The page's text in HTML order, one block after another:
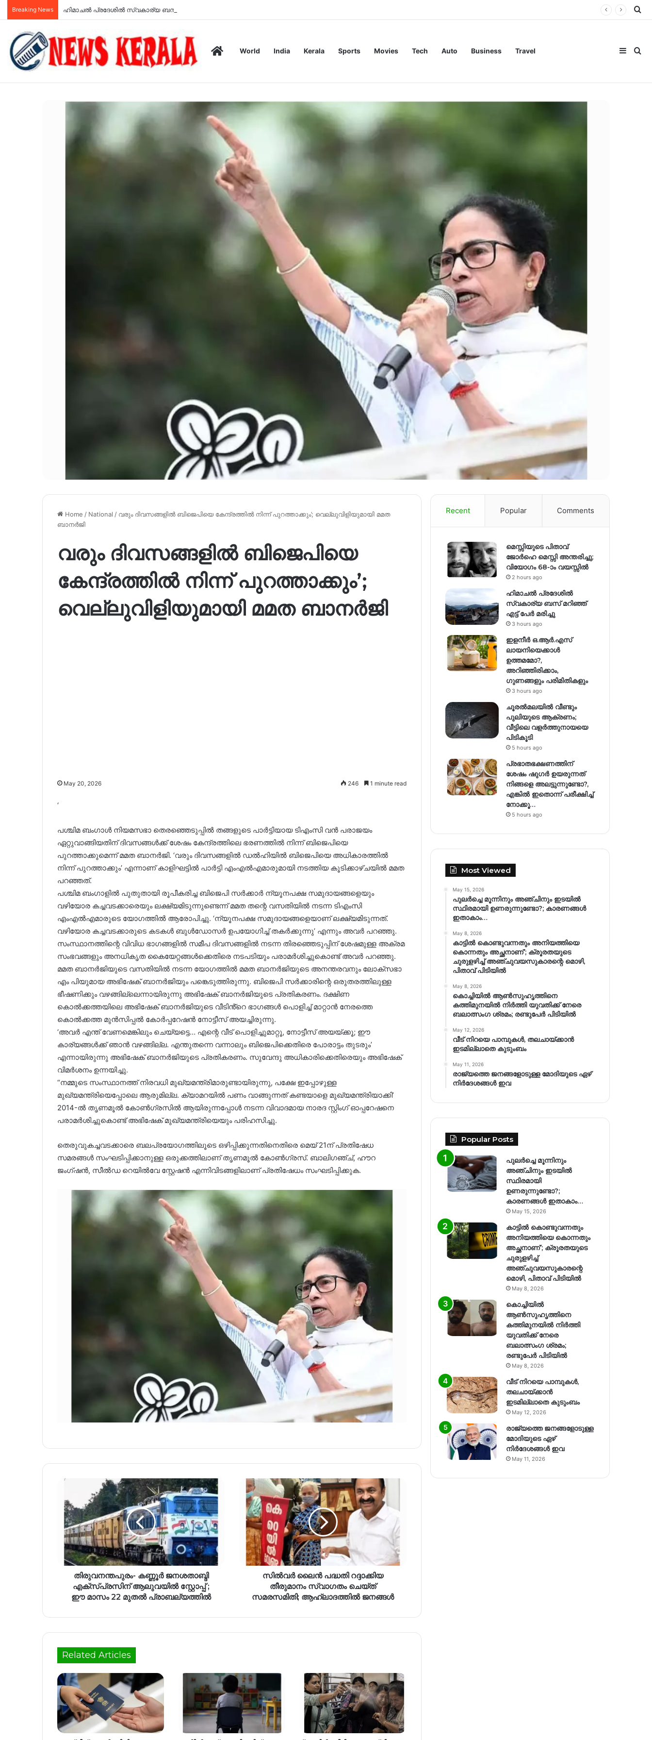
Breaking News ഹിമാചല്‍ പ്രദേശില്‍ സ്വകാര്യ ബസ് മറിഞ്ഞ് എട്ട് പേര്‍ മരിച്ചു
HomeWorld India Kerala Sports Movies Tech Auto Business Travel
Home / National / വരും ദിവസങ്ങളിൽ ബിജെപിയെ കേന്ദ്രത്തിൽ നിന്ന് പുറത്താക്കും’; വെല്ലുവിളിയുമായി മമത
ബാനർജി
വരും ദിവസങ്ങളിൽ ബിജെപിയെ
കേന്ദ്രത്തിൽ നിന്ന് പുറത്താക്കും’;
വെല്ലുവിളിയുമായി മമത ബാനർജി
May 20, 2026 246 1 minute read
‘
പശ്ചിമ ബംഗാൾ നിയമസഭാ തെരഞ്ഞെടുപ്പിൽ തങ്ങളുടെ പാർട്ടിയായ ടിഎംസി വൻ പരാജയം
ഏറ്റുവാങ്ങിയതിന് ദിവസങ്ങൾക്ക് ശേഷം കേന്ദ്രത്തിലെ ഭരണത്തിൽ നിന്ന് ബിജെപിയെ
പുറത്താക്കുമെന്ന് മമത ബാനർജി. ‘വരും ദിവസങ്ങളിൽ ഡൽഹിയിൽ ബിജെപിയെ അധികാരത്തിൽ
നിന്ന് പുറത്താക്കും’ എന്നാണ് കാളിഘട്ടിൽ പാർട്ടി എംഎൽഎമാരുമായി നടത്തിയ കൂടിക്കാഴ്ചയിൽ മമത
പറഞ്ഞത്.
പശ്ചിമ ബംഗാളിൽ പുതുതായി രൂപീകരിച്ച ബിജെപി സർക്കാർ ന്യൂനപക്ഷ സമുദായങ്ങളെയും
വഴിയോര കച്ചവടക്കാരെയും ലക്ഷ്യമിടുന്നുണ്ടെന്ന് മമത തന്റെ വസതിയിൽ നടന്ന ടിഎംസി
എംഎൽഎമാരുടെ യോഗത്തിൽ ആരോപിച്ചു. ‘ന്യൂനപക്ഷ സമുദായങ്ങളെയാണ് ലക്ഷ്യമിടുന്നത്.
വഴിയോര കച്ചവടക്കാരുടെ കടകൾ ബുൾഡോസർ ഉപയോഗിച്ച് തകർക്കുന്നു’ എന്നും അവർ പറഞ്ഞു.
സംസ്ഥാനത്തിന്റെ വിവിധ ഭാഗങ്ങളിൽ സമീപ ദിവസങ്ങളിൽ നടന്ന തിരഞ്ഞെടുപ്പിന് ശേഷമുള്ള അക്രമ
സംഭവങ്ങളും അനധികൃത കൈയേറ്റങ്ങൾക്കെതിരെ നടപടിയും പരാമർശിച്ചുകൊണ്ട് അവർ പറഞ്ഞു.
മമത ബാനർജിയുടെ വസതിയിൽ നടന്ന യോ​ഗത്തിൽ മമത ബാനർജിയുടെ അനന്തരവനും ലോക്സഭാ
എം പിയുമായ അഭിഷേക് ബാനർജിയും പങ്കെടുത്തിരുന്നു. ബിജെപി സർക്കാരിന്റെ ഒരുതരത്തിലുള്ള
ഭീഷണിക്കും വഴങ്ങില്ലെന്നായിരുന്നു അഭിഷേക് ബാനർജിയുടെ പ്രതികരണം. ദക്ഷിണ
കൊൽക്കത്തയിലെ അഭിഷേക് ബാനർജിയുടെ വീടിൻ്റെ ഭാ​ഗങ്ങൾ പൊളിച്ച് മാറ്റാൻ നേരത്തെ
കൊൽക്കത്ത മുൻസിപ്പൽ കോർപ്പറേഷൻ നോട്ടീസ് അയച്ചിരുന്നു.
‘അവർ എന്ത് വേണമെങ്കിലും ചെയ്യട്ടെ… എന്റെ വീട് പൊളിച്ചുമാറ്റൂ, നോട്ടീസ് അയയ്ക്കൂ; ഈ
കാര്യങ്ങൾക്ക് ഞാൻ വഴങ്ങില്ല. എന്തുതന്നെ വന്നാലും ബിജെപിക്കെതിരെ പോരാട്ടം തുടരും’
എന്നായിരുന്നു അഭിഷേക് ബാനർജിയുടെ പ്രതികരണം. സുവേന്ദു അധികാരിക്കെതിരെയും അഭിഷേക്
വിമർശനം ഉന്നയിച്ചു.
“നമ്മുടെ സംസ്ഥാനത്ത് നിരവധി മുഖ്യമന്ത്രിമാരുണ്ടായിരുന്നു, പക്ഷേ ഇപ്പോഴുള്ള
മുഖ്യമന്ത്രിയെപ്പോലെ ആരുമില്ല. ക്യാമറയിൽ പണം വാങ്ങുന്നത് കണ്ടയാളെ മുഖ്യമന്ത്രിയാക്കി’
2014-ൽ തൃണമൂൽ കോൺഗ്രസിൽ ആയിരുന്നപ്പോൾ നടന്ന വിവാദമായ നാരദ സ്റ്റിംഗ് ഓപ്പറേഷനെ
പരാമർശിച്ചുകൊണ്ട് അഭിഷേക് മുഖ്യമന്ത്രിയെയും പരിഹസിച്ചു.
തെരുവുകച്ചവടക്കാരെ ബലപ്രയോ​ഗത്തിലൂടെ ഒഴിപ്പിക്കുന്നതിനെതിരെ മെയ് 21ന് പ്രതിഷേധ
സമരങ്ങൾ സംഘടിപ്പിക്കാനുള്ള ഒരുക്കത്തിലാണ് തൃണമൂൽ കോൺ​ഗ്രസ്. ബാലിഗഞ്ച്, ഹൗറ
ജംഗ്ഷൻ, സീൽഡ റെയിൽവേ സ്റ്റേഷൻ എന്നിവിടങ്ങളിലാണ് പ്രതിഷേധം സംഘടിപ്പിക്കുക.
തിരുവനന്തപുരം- കണ്ണൂർ ജനശതാബ്ദി
എക്‌സ്പ്രസിന് ആലുവയിൽ സ്റ്റോപ്പ് ;
ഈ മാസം 22 മുതൽ പ്രാബല്യത്തിൽ
സിൽവർ ലൈൻ പദ്ധതി റദ്ദാക്കിയ
തീരുമാനം സ്വാഗതം ചെയ്ത്
സമരസമിതി; ആഹ്ലാദത്തിൽ ജനങ്ങൾ
Related Articles
Recent Popular Comments
മെസ്സിയുടെ പിതാവ്
ജോർഹെ മെസ്സി അന്തരിച്ചു;
വിയോഗം 68-ാം വയസ്സിൽ
2 hours ago
ഹിമാചല്‍ പ്രദേശില്‍
സ്വകാര്യ ബസ് മറിഞ്ഞ്
എട്ട് പേര്‍ മരിച്ചു
3 hours ago
ഇളനീർ ഒ.ആർ.എസ്
ലായനിയെക്കാൾ
ഉത്തമമോ?,
അറിഞ്ഞിരിക്കാം,
ഗുണങ്ങളും പരിമിതികളും
3 hours ago
ചൂരൽമലയിൽ വീണ്ടും
പുലിയുടെ ആക്രണം;
വീട്ടിലെ വളർത്തുനായയെ
പിടികൂടി
5 hours ago
പ്രഭാതഭക്ഷണത്തിന്
ശേഷം ഷുഗർ ഉയരുന്നത്
നിങ്ങളെ അലട്ടുന്നുണ്ടോ?,
എങ്കിൽ ഇതൊന്ന് പരീക്ഷിച്ച്
നോക്കൂ…
5 hours ago
Most Viewed
May 15, 2026
പുലർച്ചെ മൂന്നിനും അഞ്ചിനും ഇടയിൽ
സ്ഥിരമായി ഉണരുന്നുണ്ടോ?; കാരണങ്ങള്‍
ഇതാകാം…
May 8, 2026
കാട്ടിൽ കൊണ്ടുവന്നതും അനിയത്തിയെ
കൊന്നതും അച്ഛനാണ്’; ക്രൂരതയുടെ
ചുരുളഴിച്ച് അഞ്ചുവയസുകാരന്റെ മൊഴി,
പിതാവ് പിടിയിൽ
May 8, 2026
കൊച്ചിയിൽ ആൺസുഹൃത്തിനെ
കത്തിമുനയിൽ നിർത്തി യുവതിക്ക് നേരെ
ബലാത്സംഗ​ ശ്രമം; രണ്ടുപേർ പിടിയിൽ
May 12, 2026
വീട് നിറയെ പാമ്പുകൾ, തലചായ്ക്കാൻ
ഇടമില്ലാതെ കുടുംബം
May 11, 2026
രാജ്യത്തെ ജനങ്ങളോടുള്ള മോദിയുടെ ഏഴ്
നിര്‍ദേശങ്ങള്‍ ഇവ
Popular Posts
പുലർച്ചെ മൂന്നിനും
അഞ്ചിനും ഇടയിൽ
സ്ഥിരമായി
ഉണരുന്നുണ്ടോ?;
കാരണങ്ങള്‍ ഇതാകാം…
May 15, 2026
കാട്ടിൽ കൊണ്ടുവന്നതും
അനിയത്തിയെ കൊന്നതും
അച്ഛനാണ്’; ക്രൂരതയുടെ
ചുരുളഴിച്ച്
അഞ്ചുവയസുകാരന്റെ
മൊഴി, പിതാവ് പിടിയിൽ
May 8, 2026
കൊച്ചിയിൽ
ആൺസുഹൃത്തിനെ
കത്തിമുനയിൽ നിർത്തി
യുവതിക്ക് നേരെ
ബലാത്സംഗ​ ശ്രമം;
രണ്ടുപേർ പിടിയിൽ
May 8, 2026
വീട് നിറയെ പാമ്പുകൾ,
തലചായ്ക്കാൻ
ഇടമില്ലാതെ കുടുംബം
May 12, 2026
രാജ്യത്തെ ജനങ്ങളോടുള്ള
മോദിയുടെ ഏഴ്
നിര്‍ദേശങ്ങള്‍ ഇവ
May 11, 2026